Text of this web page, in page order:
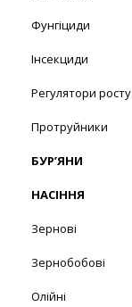
Фунгіциди
Інсекциди
Регулятори росту
Протруйники
БУР’ЯНИ
НАСІННЯ
Зернові
Зернобобові
Олійні